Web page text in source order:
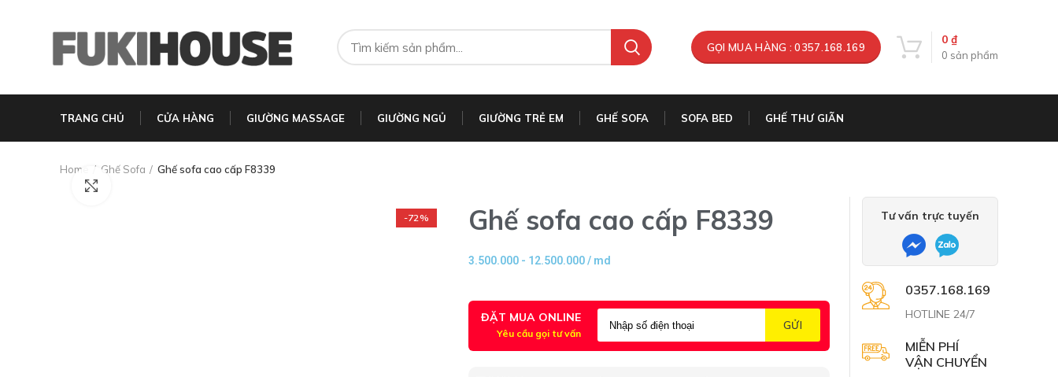
GỌI MUA HÀNG : 0357.168.169
0 sản phẩm
0 ₫
TRANG CHỦ CỬA HÀNG GIƯỜNG MASSAGE GIƯỜNG NGỦ GIƯỜNG TRẺ EM GHẾ SOFA SOFA BED GHẾ THƯ GIÃN
Home Ghế Sofa Ghế sofa cao cấp F8339
-72% Ghế sofa cao cấp F8339
3.500.000 - 12.500.000 / md
ĐẶT MUA ONLINE
Yêu cầu gọi tư vấn
Tư vấn trực tuyến
0357.168.169
HOTLINE 24/7
MIỄN PHÍ
VẬN CHUYỂN